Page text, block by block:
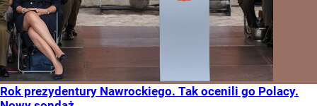
Rok prezydentury Nawrockiego. Tak ocenili go Polacy.